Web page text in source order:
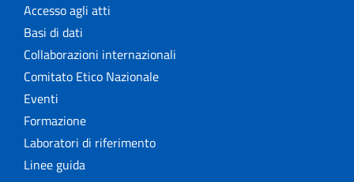
Accesso agli atti
Basi di dati
Collaborazioni internazionali
Comitato Etico Nazionale
Eventi
Formazione
Laboratori di riferimento
Linee guida